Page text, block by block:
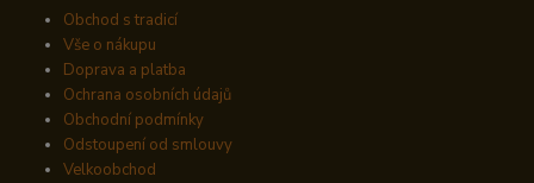
Obchod s tradicí
Vše o nákupu
Doprava a platba
Ochrana osobních údajů
Obchodní podmínky
Odstoupení od smlouvy
Velkoobchod